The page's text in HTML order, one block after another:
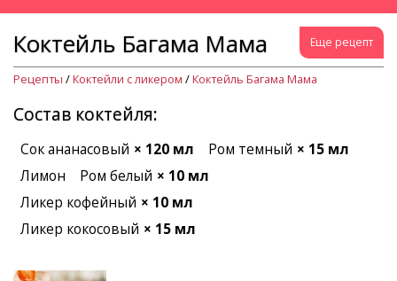
Еще рецепт
Коктейль Багама Мама
Рецепты /Коктейли с ликером /Коктейль Багама Мама
Состав коктейля:
Сок ананасовый × 120 мл Ром темный × 15 мл
Лимон
Ром белый × 10 мл
Ликер кофейный × 10 мл
Ликер кокосовый × 15 мл